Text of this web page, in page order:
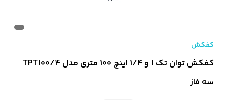
کفکش
کفکش توان تک 1 و 1/4 اینچ 100 متری مدل TPT100/4
سه فاز